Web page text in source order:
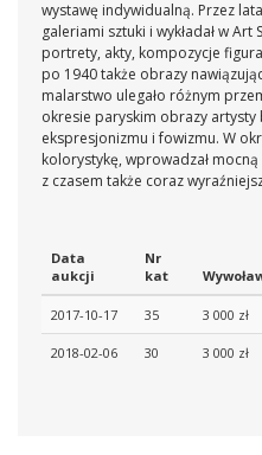
wystawę indywidualną. Przez
galeriami sztuki i wykładał w Art
portrety, akty, kompozycje
po 1940 także obrazy
malarstwo ulegało różnym
okresie paryskim obrazy artysty
ekspresjonizmu i fowizmu. W
kolorystykę, wprowadzał
z czasem także coraz
Data
aukcji
Nr
kat
2017-10-17 35 3 000 zł
2018-02-06 30 3 000 zł